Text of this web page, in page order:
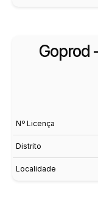
Goprod
Nº Licença
Distrito
Localidade